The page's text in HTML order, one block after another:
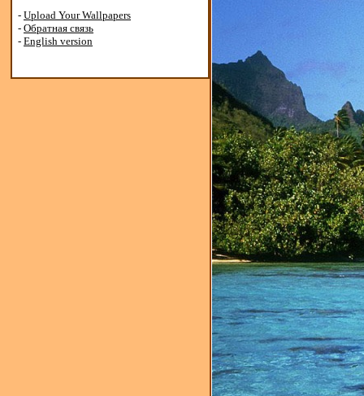
- Upload Your Wallpapers
- Обратная связь
- English version